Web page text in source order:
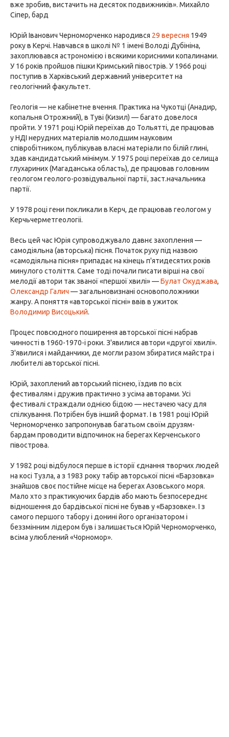
вже зробив, вистачить на десяток подвижників». Михайло
Сіпер, бард
Юрій Іванович Черноморченко народився 29 вересня 1949
року в Керчі. Навчався в школі № 1 імені Володі Дубініна,
захоплювався астрономією і всякими корисними копалинами.
У 16 років пройшов пішки Кримський півострів. У 1966 році
поступив в Харківський державний університет на
геологічний факультет.
Геологія — не кабінетне вчення. Практика на Чукотці (Анадир,
копальня Отрожний), в Туві (Кизил) — багато довелося
пройти. У 1971 році Юрій переїхав до Тольятті, де працював
у НДІ нерудних матеріалів молодшим науковим
співробітником, публікував власні матеріали по білій глині,
здав кандидатський мінімум. У 1975 році переїхав до селища
глухариних (Магаданська область), де працював головним
геологом геолого-розвідувальної партії, заст.начальника
партії.
У 1978 році гени покликали в Керч, де працював геологом у
Керчьчерметгеологіі.
Весь цей час Юрія супроводжувало давнє захоплення —
самодіяльна (авторська) пісня. Початок руху під назвою
«самодіяльна пісня» припадає на кінець п'ятидесятих років
минулого століття. Саме тоді почали писати вірші на свої
мелодії автори так званої «першої хвилі» —Булат Окуджава,
Олександр Галич — загальновизнані основоположники
жанру. А поняття «авторської пісні» ввів в ужиток
Володимир Висоцький.
Процес повсюдного поширення авторської пісні набрав
чинності в 1960-1970-і роки. З'явилися автори «другої хвилі».
З'явилися і майданчики, де могли разом збиратися майстра і
любителі авторської пісні.
Юрій, захоплений авторський піснею, їздив по всіх
фестивалям і дружив практично з усіма авторами. Усі
фестивалі страждали однією бідою — нестачею часу для
спілкування. Потрібен був інший формат. І в 1981 році Юрій
Черноморченко запропонував багатьом своїм друзям-
бардам проводити відпочинок на берегах Керченського
півострова.
У 1982 році відбулося перше в історії єднання творчих людей
на косі Тузла, а з 1983 року табір авторської пісні «Барзовка»
знайшов своє постійне місце на берегах Азовського моря.
Мало хто з практикуючих бардів або мають безпосереднє
відношення до бардівської пісні не бував у «Барзовке». І з
самого першого табору і донині його організатором і
беззмінним лідером був і залишається Юрій Черноморченко,
всіма улюблений «Чорномор».